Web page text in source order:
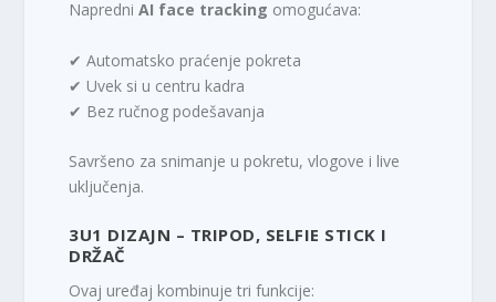
NapredniAI face tracking omogućava:
✔ Automatsko praćenje pokreta
✔ Uvek si u centru kadra
✔ Bez ručnog podešavanja
Savršeno za snimanje u pokretu, vlogove i live
uključenja.
3U1 DIZAJN – TRIPOD, SELFIE STICK I
DRŽAČ
Ovaj uređaj kombinuje tri funkcije: